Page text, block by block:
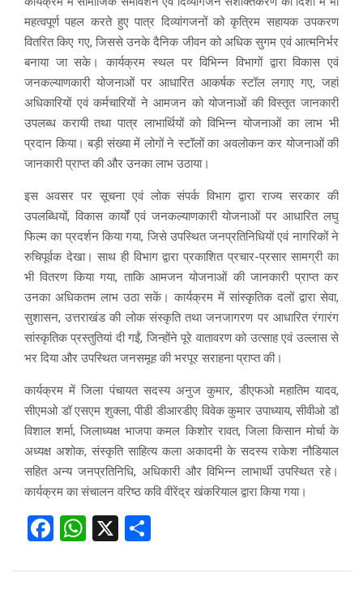
महत्वपूर्ण पहल करते हुए पात्र दिव्यांगजनों को कृत्रिम सहायक उपकरण
वितरित किए गए, जिससे उनके दैनिक जीवन को अधिक सुगम एवं आत्मनिर्भर
बनाया जा सके। कार्यक्रम स्थल पर विभिन्न विभागों द्वारा विकास एवं
जनकल्याणकारी योजनाओं पर आधारित आकर्षक स्टॉल लगाए गए, जहां
अधिकारियों एवं कर्मचारियों ने आमजन को योजनाओं की विस्तृत जानकारी
उपलब्ध करायी तथा पात्र लाभार्थियों को विभिन्न योजनाओं का लाभ भी
प्रदान किया। बड़ी संख्या में लोगों ने स्टॉलों का अवलोकन कर योजनाओं की
जानकारी प्राप्त की और उनका लाभ उठाया।
इस अवसर पर सूचना एवं लोक संपर्क विभाग द्वारा राज्य सरकार की
उपलब्धियों, विकास कार्यों एवं जनकल्याणकारी योजनाओं पर आधारित लघु
फिल्म का प्रदर्शन किया गया, जिसे उपस्थित जनप्रतिनिधियों एवं नागरिकों ने
रुचिपूर्वक देखा। साथ ही विभाग द्वारा प्रकाशित प्रचार-प्रसार सामग्री का
भी वितरण किया गया, ताकि आमजन योजनाओं की जानकारी प्राप्त कर
उनका अधिकतम लाभ उठा सकें। कार्यक्रम में सांस्कृतिक दलों द्वारा सेवा,
सुशासन, उत्तराखंड की लोक संस्कृति तथा जनजागरण पर आधारित रंगारंग
सांस्कृतिक प्रस्तुतियां दी गईं, जिन्होंने पूरे वातावरण को उत्साह एवं उल्लास से
भर दिया और उपस्थित जनसमूह की भरपूर सराहना प्राप्त की।
कार्यक्रम में जिला पंचायत सदस्य अनुज कुमार, डीएफओ महातिम यादव,
सीएमओ डॉ एसएम शुक्ला, पीडी डीआरडीए विवेक कुमार उपाध्याय, सीवीओ डॉ
विशाल शर्मा, जिलाध्यक्ष भाजपा कमल किशोर रावत, जिला किसान मोर्चा के
अध्यक्ष अशोक, संस्कृति साहित्य कला अकादमी के सदस्य राकेश नौडियाल
सहित अन्य जनप्रतिनिधि, अधिकारी और विभिन्न लाभार्थी उपस्थित रहे।
कार्यक्रम का संचालन वरिष्ठ कवि वीरेंद्र खंकरियाल द्वारा किया गया।
F
ce
W
at
X
ar